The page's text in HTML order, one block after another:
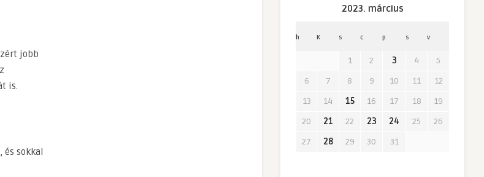
jobb
is.
sokkal
2023. március
h K s c p s v
1 2 3 4
5
6
7 8 9 10 11
12
13
14 15 16 17 18
19
20
21 22 23 24 25
26
27
28 29 30 31